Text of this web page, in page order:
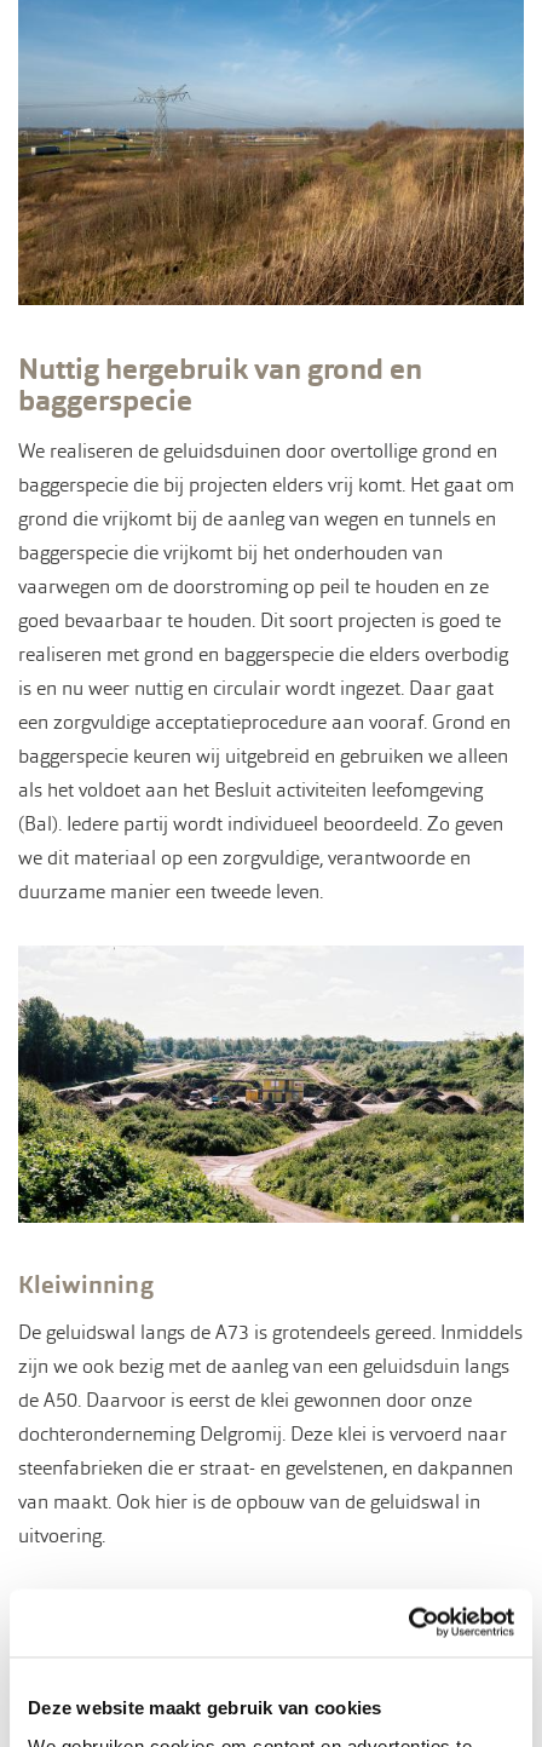
Deze website maakt gebruik van cookies
Nuttig hergebruik van grond en
baggerspecie
We realiseren de geluidsduinen door overtollige grond en
baggerspecie die bij projecten elders vrij komt. Het gaat om
grond die vrijkomt bij de aanleg van wegen en tunnels en
baggerspecie die vrijkomt bij het onderhouden van
vaarwegen om de doorstroming op peil te houden en ze
goed bevaarbaar te houden. Dit soort projecten is goed te
realiseren met grond en baggerspecie die elders overbodig
is en nu weer nuttig en circulair wordt ingezet. Daar gaat
een zorgvuldige acceptatieprocedure aan vooraf. Grond en
baggerspecie keuren wij uitgebreid en gebruiken we alleen
als het voldoet aan het Besluit activiteiten leefomgeving
(Bal). Iedere partij wordt individueel beoordeeld. Zo geven
we dit materiaal op een zorgvuldige, verantwoorde en
duurzame manier een tweede leven.
Kleiwinning
De geluidswal langs de A73 is grotendeels gereed. Inmiddels
zijn we ook bezig met de aanleg van een geluidsduin langs
de A50. Daarvoor is eerst de klei gewonnen door onze
dochteronderneming Delgromij. Deze klei is vervoerd naar
steenfabrieken die er straat- en gevelstenen, en dakpannen
van maakt. Ook hier is de opbouw van de geluidswal in
uitvoering.